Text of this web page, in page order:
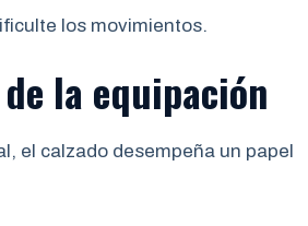
los movimientos.
la equipación
el calzado desempeña un papel